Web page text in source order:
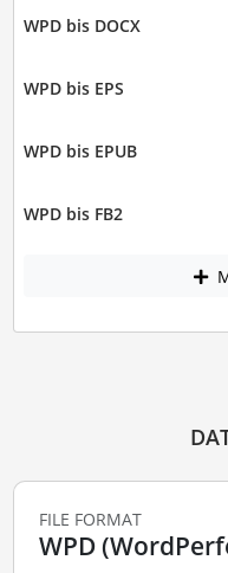
WPD bis DOCX
WPD bis EPS
WPD bis EPUB
WPD bis FB2
FILE FORMAT
WPD